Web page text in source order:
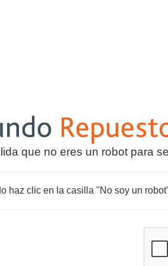
que no eres un robot para
haz clic en la casilla "No soy un